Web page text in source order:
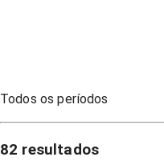
Todos os períodos
82 resultados